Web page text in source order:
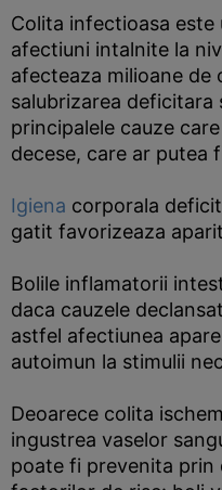
Colita infectioasa
afectiuni intalnite la
afecteaza milioane de
salubrizarea
principalele cauze
decese, care ar putea
Igiena corporala
gatit favorizeaza
Bolile inflamatorii
daca cauzele
astfel afectiunea
autoimun la stimulii
Deoarece colita
ingustrea vaselor
poate fi prevenita prin